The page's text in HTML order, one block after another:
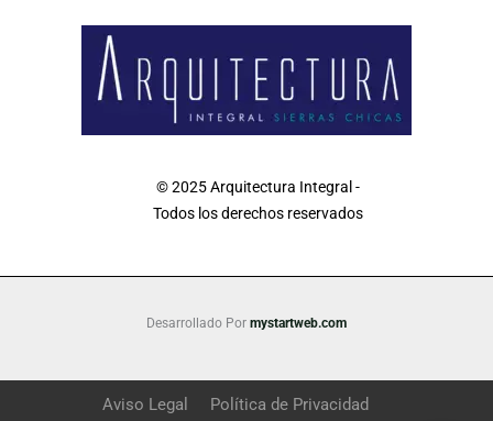
© 2025 Arquitectura Integral -
Todos los derechos reservados
Desarrollado Por mystartweb.com
Aviso Legal
Política de Privacidad